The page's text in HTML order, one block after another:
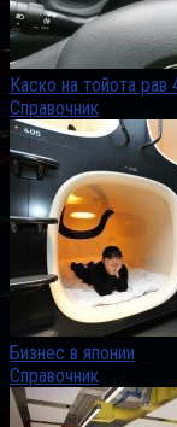
Каско на тойота
Справочник
Бизнес в японии
Справочник